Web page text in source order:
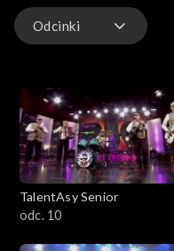
Odcinki
TalentAsy Senior
odc. 10